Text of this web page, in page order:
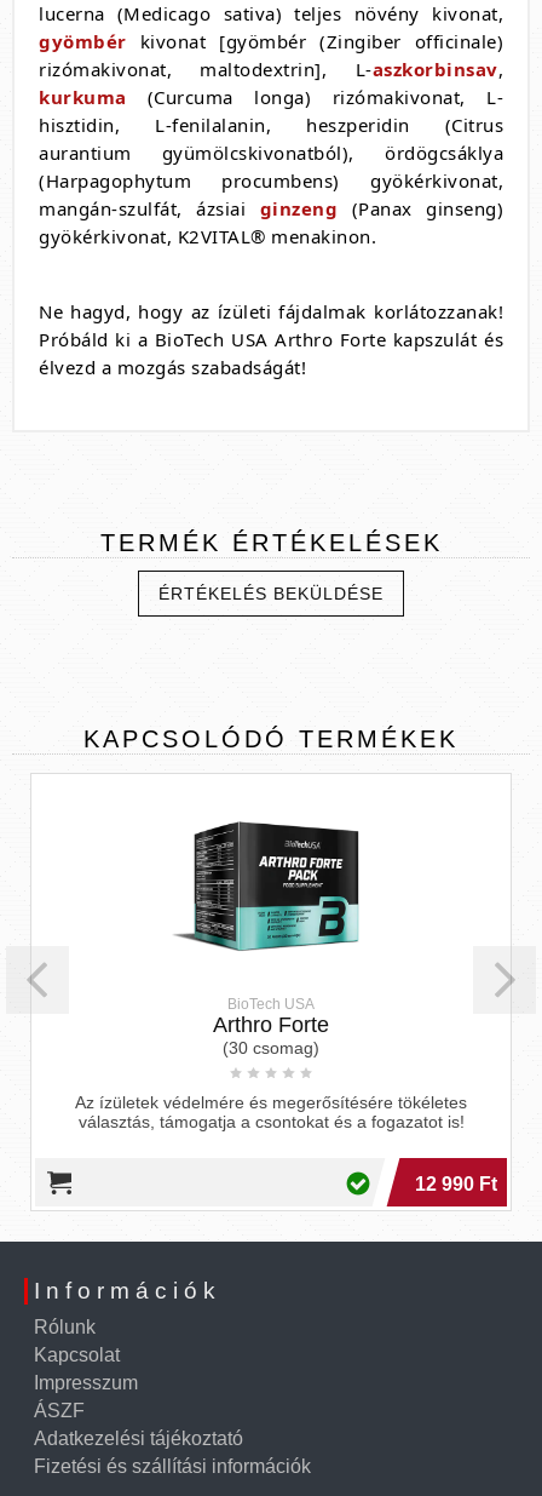
lucerna (Medicago sativa) teljes növény kivonat,
gyömbér kivonat [gyömbér (Zingiber officinale)
rizómakivonat, maltodextrin], L-aszkorbinsav,
kurkuma (Curcuma longa) rizómakivonat, L-
hisztidin, L-fenilalanin, heszperidin (Citrus
aurantium gyümölcskivonatból), ördögcsáklya
(Harpagophytum procumbens) gyökérkivonat,
mangán-szulfát, ázsiai ginzeng (Panax ginseng)
gyökérkivonat, K2VITAL® menakinon.
Ne hagyd, hogy az ízületi fájdalmak korlátozzanak!
Próbáld ki a BioTech USA Arthro Forte kapszulát és
élvezd a mozgás szabadságát!
TERMÉK ÉRTÉKELÉSEK
ÉRTÉKELÉS BEKÜLDÉSE
KAPCSOLÓDÓ TERMÉKEK
BioTech USA
Arthro Forte
(30 csomag)
Az ízületek védelmére és megerősítésére tökéletes
választás, támogatja a csontokat és a fogazatot is!
12 990 Ft
Információk
Rólunk
Kapcsolat
Impresszum
ÁSZF
Adatkezelési tájékoztató
Fizetési és szállítási információk